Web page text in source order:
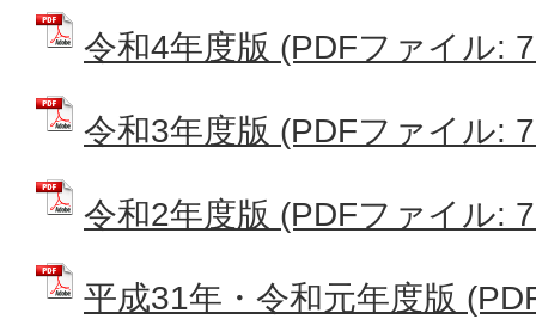
令和4年度版 (PDFファイル:
令和3年度版 (PDFファイル:
令和2年度版 (PDFファイル:
平成31年・令和元年度版